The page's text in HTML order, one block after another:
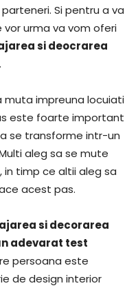
Si pentru a va
vor urma va vom oferi
si deocrarea
.
muta impreuna locuiati
este foarte important
se transforme intr-un
aleg sa se mute
timp ce altii aleg sa
acest pas.
si decorarea
adevarat test
persoana este
de design interior